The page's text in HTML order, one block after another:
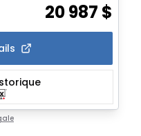
20 987 $